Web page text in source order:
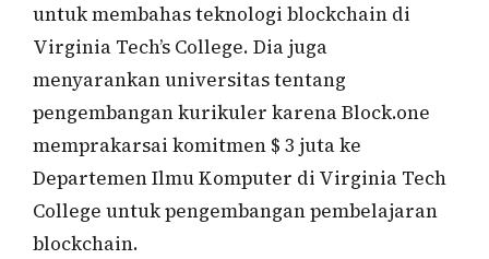
untuk membahas teknologi blockchain di
Virginia Tech’s College. Dia juga
menyarankan universitas tentang
pengembangan kurikuler karena Block.one
memprakarsai komitmen $ 3 juta ke
Departemen Ilmu Komputer di Virginia Tech
College untuk pengembangan pembelajaran
blockchain.